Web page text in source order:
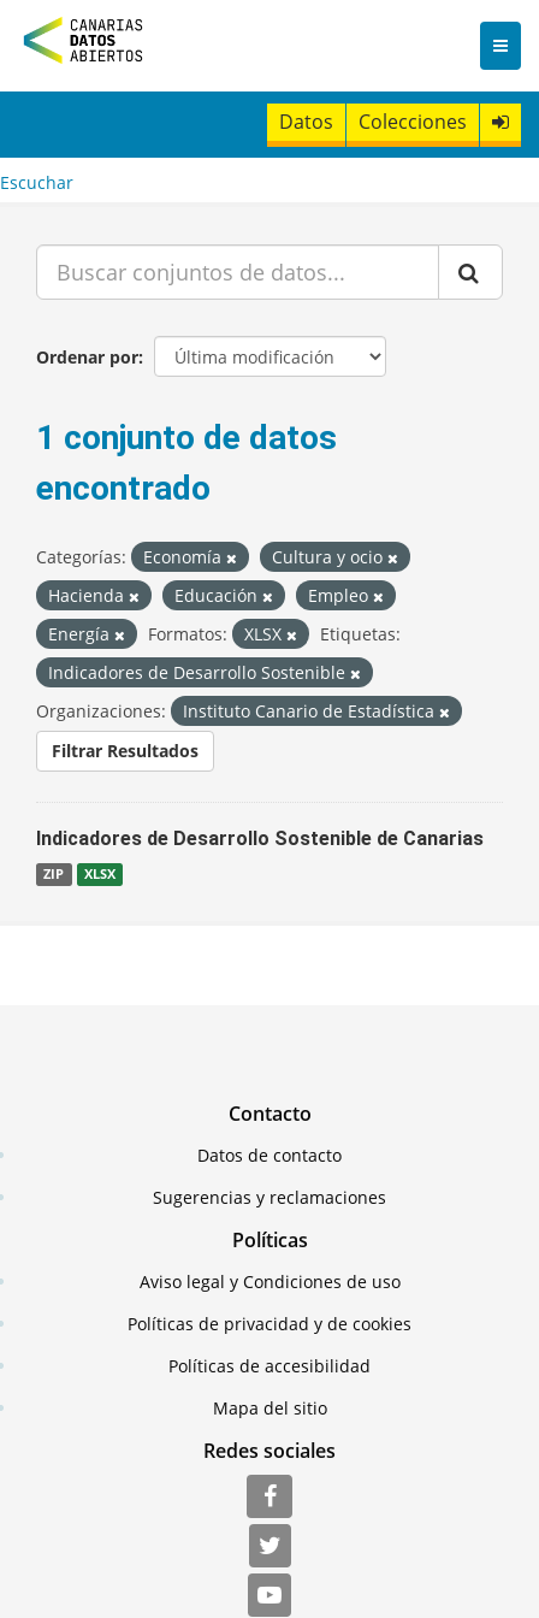
n
t
Datos Colecciones
Escuchar
Ordenar por
1 conjunto de datos
encontrado
Categorías: Economía
Cultura y ocio
Hacienda
Educación
Empleo
Energía
Formatos: XLSX
Etiquetas:
Indicadores de Desarrollo Sostenible
Organizaciones:
Instituto Canario de Estadística
Filtrar Resultados
Indicadores de Desarrollo Sostenible de Canarias
ZIP XLSX
Contacto
Datos de contacto
Sugerencias y reclamaciones
Políticas
Aviso legal y Condiciones de uso
Políticas de privacidad y de cookies
Políticas de accesibilidad
Mapa del sitio
Redes sociales